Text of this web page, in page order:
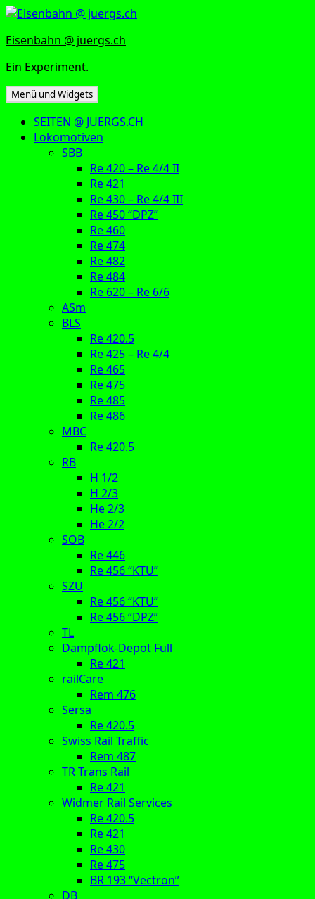
Zum
springen
Eisenbahn @ juergs.ch
Ein Experiment.
Menü und Widgets
SEITEN @ JUERGS.CH
Lokomotiven
SBB
Re 420 – Re 4/4 II
Re 421
Re 430 – Re 4/4 III
Re 450 “DPZ”
Re 460
Re 474
Re 482
Re 484
Re 620 – Re 6/6
ASm
BLS
Re 420.5
Re 425 – Re 4/4
Re 465
Re 475
Re 485
Re 486
MBC
Re 420.5
RB
H 1/2
H 2/3
He 2/3
He 2/2
SOB
Re 446
Re 456 “KTU”
SZU
Re 456 “KTU”
Re 456 “DPZ”
TL
Dampflok-Depot Full
Re 421
railCare
Rem 476
Sersa
Re 420.5
Swiss Rail Traffic
Rem 487
TR Trans Rail
Re 421
Widmer Rail Services
Re 420.5
Re 421
Re 430
Re 475
BR 193 “Vectron”
DB